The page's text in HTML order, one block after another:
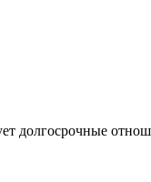
долгосрочные